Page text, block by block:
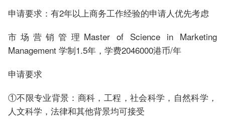
申请要求：有2年以上商务工作经验的申请人优先考虑
市场营销管理Master of Science in Marketing
Management 学制1.5年，学费2046000港币/年
申请要求
①不限专业背景：商科，工程，社会科学，自然科学，
人文科学，法律和其他背景均可接受